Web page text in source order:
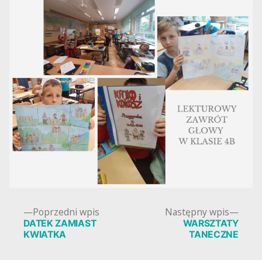
Nawigacja
wpisu
Poprzedni wpis
DATEK ZAMIAST
KWIATKA
Następny wpis
wpis:
WARSZTATY
TANECZNE